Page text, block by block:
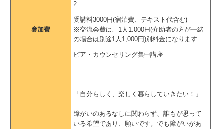
2
参加費
受講料3000円(宿泊費、テキスト代含む)
※交流会費は、1人1,000円(介助者の方が一緒
の場合は別途1人1,000円)別料金になります
ピア・カウンセリング集中講座
「自分らしく、楽しく暮らしていきたい！」
障がいのあるなしに関わらず、誰もが思って
いる希望であり、願いです。でも障がいがあ